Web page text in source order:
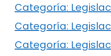
Categoría:
Categoría:
Categoría: